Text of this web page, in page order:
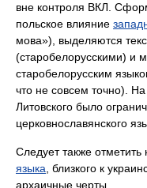
вне контроля ВКЛ.
польское влияние
мова»), выделяются
(старобелорусскими) и
старобелорусским
что не совсем точно).
Литовского было
церковнославянского
Следует также
языка , близкого к
архаичные черты.